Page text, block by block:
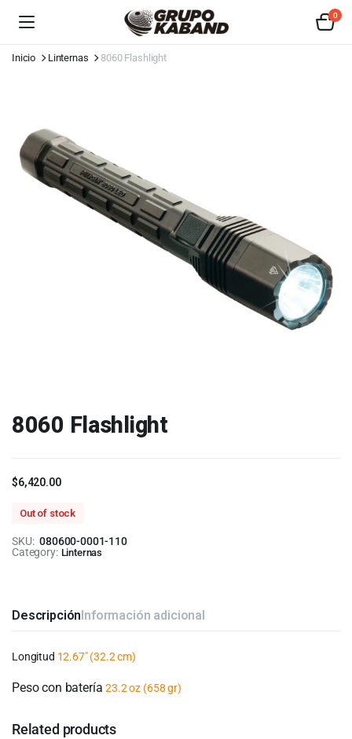
0
Inicio Linternas 8060 Flashlight
8060 Flashlight
$6,420.00
Out of stock
SKU: 080600-0001-110
Category: Linternas
DescripciónInformación adicional
Longitud 12.67″(32.2 cm)
Peso con batería23.2 oz (658 gr)
Related products